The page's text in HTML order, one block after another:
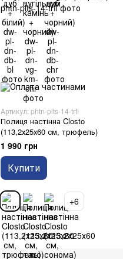
Артикул: phtn-plts-14-trfl
Полиця настінна Closto
(113,2х25х60 см, трюфель)
1 990 грн
Купити
+6